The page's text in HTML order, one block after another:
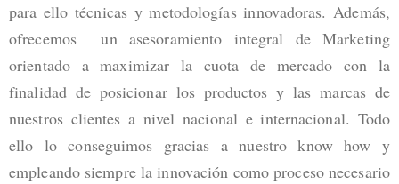
para ello técnicas y metodologías innovadoras. Además,
ofrecemos un asesoramiento integral de Marketing
orientado a maximizar la cuota de mercado con la
finalidad de posicionar los productos y las marcas de
nuestros clientes a nivel nacional e internacional. Todo
ello lo conseguimos gracias a nuestro know how y
empleando siempre la innovación como proceso necesario